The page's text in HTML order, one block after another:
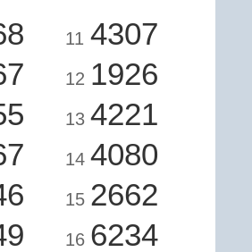
11 4307
12 1926
13 4221
14 4080
15 2662
16 6234